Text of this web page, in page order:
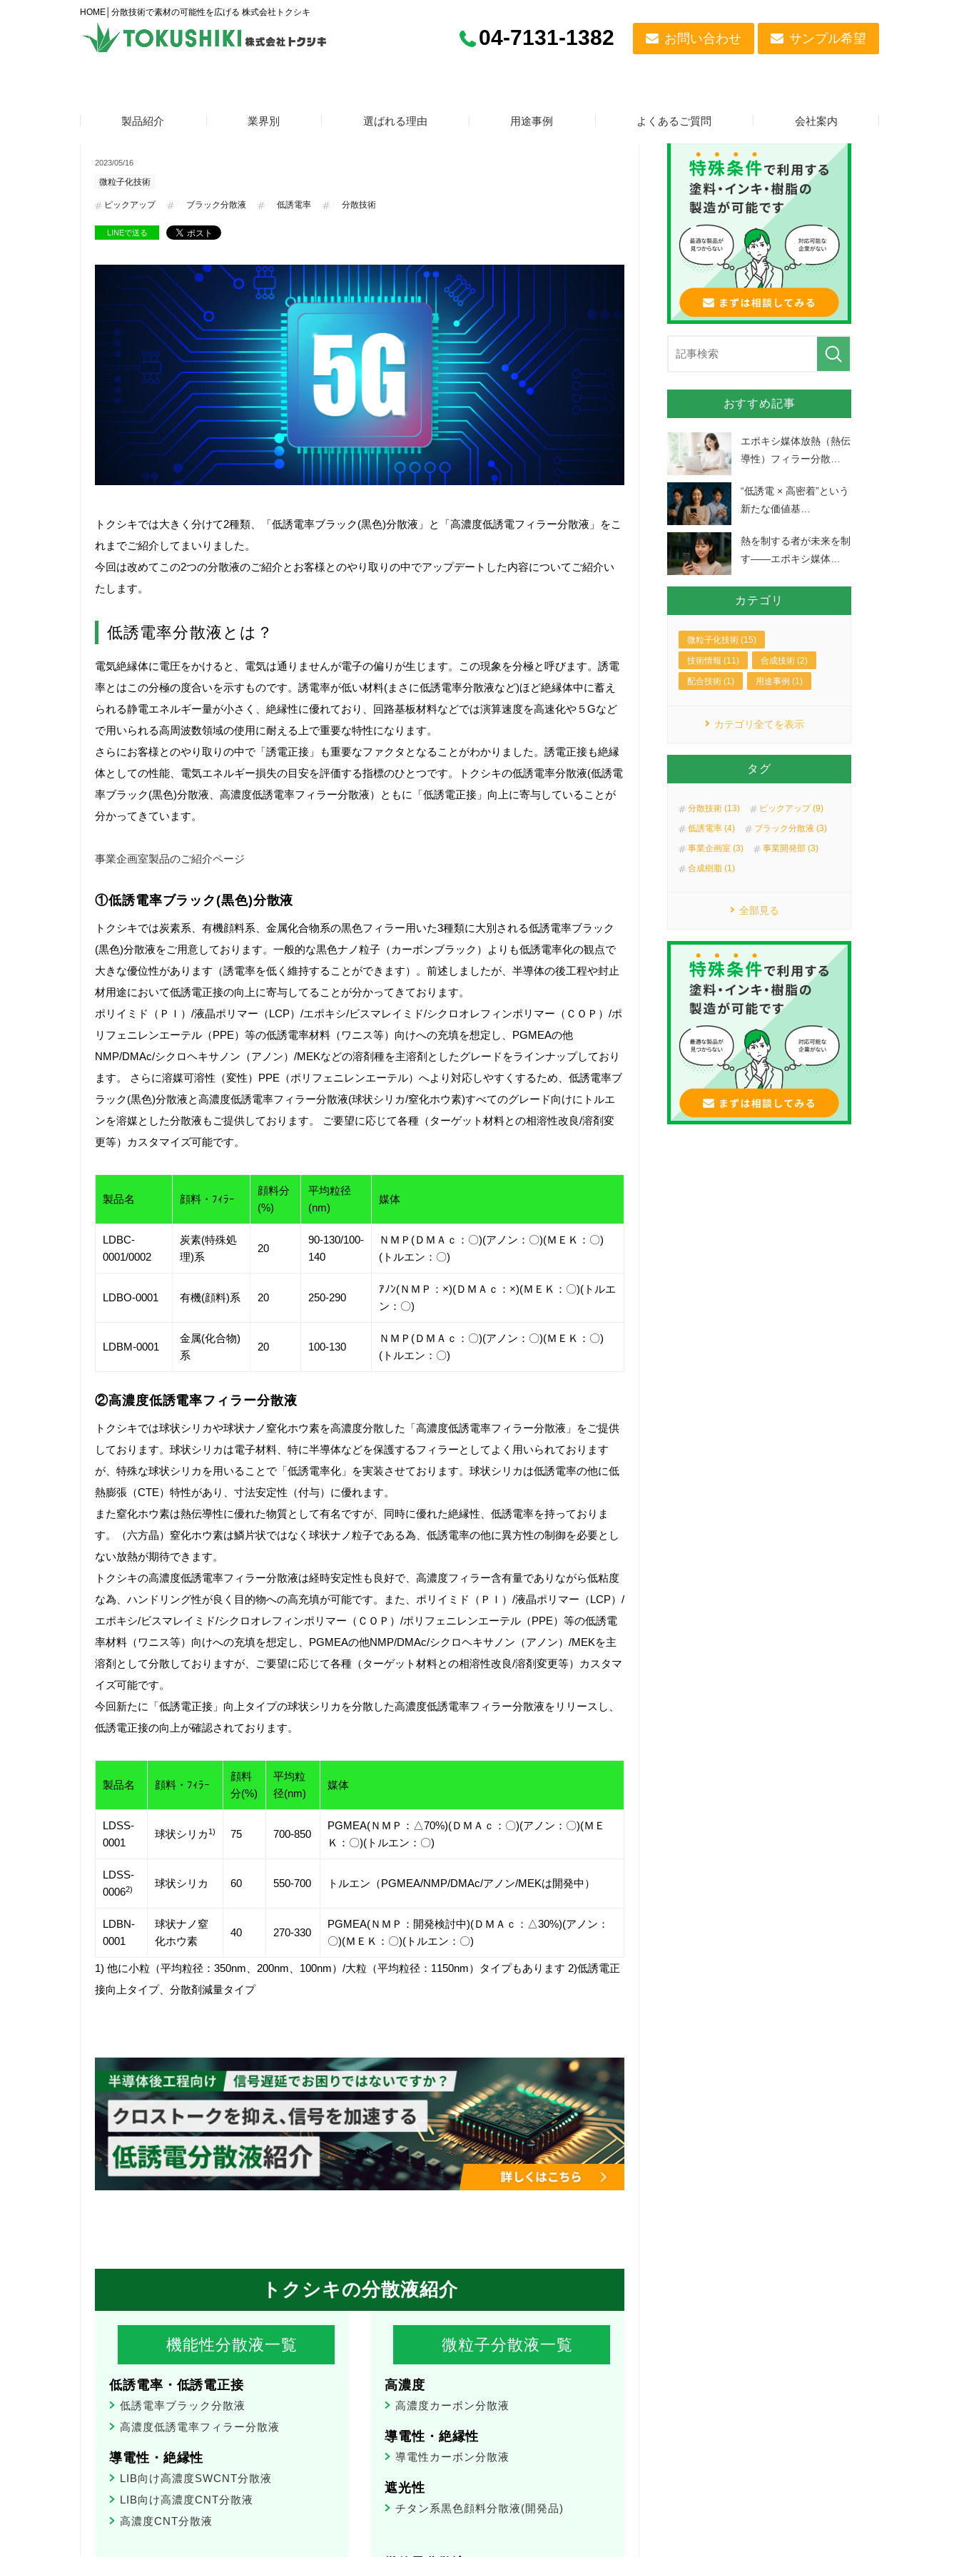
HOME│分散技術で素材の可能性を広げる 株式会社トクシキ
04-7131-1382 お問い合わせ サンプル希望
製品紹介 業界別 選ばれる理由 用途事例 よくあるご質問 会社案内
情報更新！低誘電率分散液とは？特徴や種類、活用用途をご紹介！
2023/05/16
微粒子化技術
ピックアップ ブラック分散液 低誘電率 分散技術
LINEで送る
トクシキでは大きく分けて2種類、「低誘電率ブラック(黒色)分散液」と「高濃度低誘電フィラー分散液」をこ
れまでご紹介してまいりました。
今回は改めてこの2つの分散液のご紹介とお客様とのやり取りの中でアップデートした内容についてご紹介い
たします。
低誘電率分散液とは？
電気絶縁体に電圧をかけると、電気は通りませんが電子の偏りが生じます。この現象を分極と呼びます。誘電
率とはこの分極の度合いを示すものです。誘電率が低い材料(まさに低誘電率分散液など)ほど絶縁体中に蓄え
られる静電エネルギー量が小さく、絶縁性に優れており、回路基板材料などでは演算速度を高速化や５Gなど
で用いられる高周波数領域の使用に耐える上で重要な特性になります。
さらにお客様とのやり取りの中で「誘電正接」も重要なファクタとなることがわかりました。誘電正接も絶縁
体としての性能、電気エネルギー損失の目安を評価する指標のひとつです。トクシキの低誘電率分散液(低誘電
率ブラック(黒色)分散液、高濃度低誘電率フィラー分散液）ともに「低誘電正接」向上に寄与していることが
分かってきています。
事業企画室製品のご紹介ページ
①低誘電率ブラック(黒色)分散液
トクシキでは炭素系、有機顔料系、金属化合物系の黒色フィラー用いた3種類に大別される低誘電率ブラック
(黒色)分散液をご用意しております。一般的な黒色ナノ粒子（カーボンブラック）よりも低誘電率化の観点で
大きな優位性があります（誘電率を低く維持することができます）。前述しましたが、半導体の後工程や封止
材用途において低誘電正接の向上に寄与してることが分かってきております。
ポリイミド（ＰＩ）/液晶ポリマー（LCP）/エポキシ/ビスマレイミド/シクロオレフィンポリマー（ＣＯＰ）/ポ
リフェニレンエーテル（PPE）等の低誘電率材料（ワニス等）向けへの充填を想定し、PGMEAの他
NMP/DMAc/シクロヘキサノン（アノン）/MEKなどの溶剤種を主溶剤としたグレードをラインナップしており
ます。 さらに溶媒可溶性（変性）PPE（ポリフェニレンエーテル）へより対応しやすくするため、低誘電率ブ
ラック(黒色)分散液と高濃度低誘電率フィラー分散液(球状シリカ/窒化ホウ素)すべてのグレード向けにトルエ
ンを溶媒とした分散液もご提供しております。 ご要望に応じて各種（ターゲット材料との相溶性改良/溶剤変
更等）カスタマイズ可能です。
製品名 顔料・ﾌｨﾗｰ
顔料分
(%)
平均粒径
(nm)
媒体
LDBC-
0001/0002
炭素(特殊処
理)系
20
90-130/100-
140
ＮＭＰ(ＤＭＡｃ：〇)(アノン：〇)(ＭＥＫ：〇)
(トルエン：〇)
LDBO-0001 有機(顔料)系 20 250-290
ｱﾉﾝ(ＮＭＰ：×)(ＤＭＡｃ：×)(ＭＥＫ：〇)(トルエ
ン：〇)
LDBM-0001
金属(化合物)
系
20 100-130
ＮＭＰ(ＤＭＡｃ：〇)(アノン：〇)(ＭＥＫ：〇)
(トルエン：〇)
②高濃度低誘電率フィラー分散液
トクシキでは球状シリカや球状ナノ窒化ホウ素を高濃度分散した「高濃度低誘電率フィラー分散液」をご提供
しております。球状シリカは電子材料、特に半導体などを保護するフィラーとしてよく用いられております
が、特殊な球状シリカを用いることで「低誘電率化」を実装させております。球状シリカは低誘電率の他に低
熱膨張（CTE）特性があり、寸法安定性（付与）に優れます。
また窒化ホウ素は熱伝導性に優れた物質として有名ですが、同時に優れた絶縁性、低誘電率を持っておりま
す。（六方晶）窒化ホウ素は鱗片状ではなく球状ナノ粒子である為、低誘電率の他に異方性の制御を必要とし
ない放熱が期待できます。
トクシキの高濃度低誘電率フィラー分散液は経時安定性も良好で、高濃度フィラー含有量でありながら低粘度
な為、ハンドリング性が良く目的物への高充填が可能です。また、ポリイミド（ＰＩ）/液晶ポリマー（LCP）/
エポキシ/ビスマレイミド/シクロオレフィンポリマー（ＣＯＰ）/ポリフェニレンエーテル（PPE）等の低誘電
率材料（ワニス等）向けへの充填を想定し、PGMEAの他NMP/DMAc/シクロヘキサノン（アノン）/MEKを主
溶剤として分散しておりますが、ご要望に応じて各種（ターゲット材料との相溶性改良/溶剤変更等）カスタマ
イズ可能です。
今回新たに「低誘電正接」向上タイプの球状シリカを分散した高濃度低誘電率フィラー分散液をリリースし、
低誘電正接の向上が確認されております。
製品名 顔料・ﾌｨﾗｰ
顔料
分(%)
平均粒
径(nm)
媒体
LDSS-
0001
球状シリカ 1) 75 700-850
PGMEA(ＮＭＰ：△70%)(ＤＭＡｃ：〇)(アノン：〇)(ＭＥ
Ｋ：〇)(トルエン：〇)
LDSS-
00062) 球状シリカ 60 550-700 トルエン（PGMEA/NMP/DMAc/アノン/MEKは開発中）
LDBN-
0001
球状ナノ窒
化ホウ素
40 270-330
PGMEA(ＮＭＰ：開発検討中)(ＤＭＡｃ：△30%)(アノン：
〇)(ＭＥＫ：〇)(トルエン：〇)
1) 他に小粒（平均粒径：350nm、200nm、100nm）/大粒（平均粒径：1150nm）タイプもあります 2)低誘電正
接向上タイプ、分散剤減量タイプ
トクシキの分散液紹介
機能性分散液一覧
低誘電率・低誘電正接
低誘電率ブラック分散液
高濃度低誘電率フィラー分散液
導電性・絶縁性
LIB向け高濃度SWCNT分散液
LIB向け高濃度CNT分散液
高濃度CNT分散液
微粒子分散液一覧
高濃度
高濃度カーボン分散液
導電性・絶縁性
導電性カーボン分散液
遮光性
チタン系黒色顔料分散液(開発品)
おすすめ記事
エポキシ媒体放熱（熱伝
導性）フィラー分散
“低誘電 × 高密着”という
新たな価値基
熱を制する者が未来を制
す――エポキシ媒体
カテゴリ
微粒子化技術 (15)
技術情報 (11) 合成技術 (2)
配合技術 (1) 用途事例 (1)
カテゴリ全てを表示
タグ
分散技術 (13)
ピックアップ (9)
低誘電率 (4)
ブラック分散液 (3)
事業企画室 (3)
事業開発部 (3)
合成樹脂 (1)
全部見る